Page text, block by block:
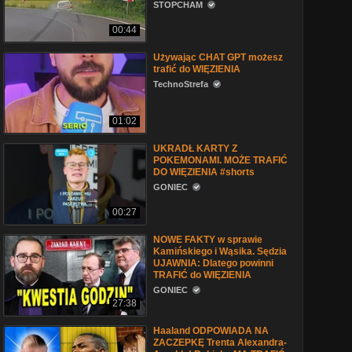
00:44
STOPCHAM
01:02
Używając CHAT GPT możesz
trafić do WIĘZIENIA
TechnoStrefa
00:27
UKRADŁ KARTY Z
POKEMONAMI. MOŻE TRAFIĆ
DO WIĘZIENIA #shorts
GONIEC
27:38
NOWE FAKTY w sprawie
Kamińskiego i Wąsika. Sędzia
UJAWNIA: Dlatego powinni
TRAFIĆ do WIĘZIENIA
GONIEC
Haaland ODPOWIADA NA
ZACZEPKĘ Trenta Alexandra-